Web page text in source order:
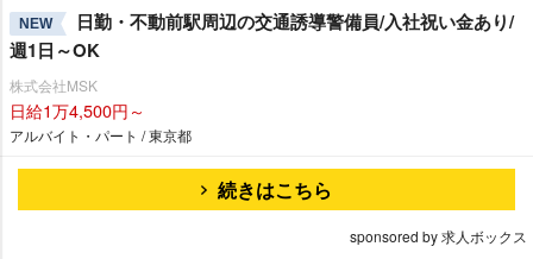
NEW
日勤・不動前駅周辺の交通誘導警備員/入社祝い金あり/
週1日～OK
株式会社MSK
日給1万4,500円～
アルバイト・パート / 東京都
続きはこちら
sponsored by 求人ボックス